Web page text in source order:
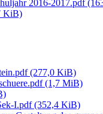
2016-2017.pdf
KiB)
(277,0 KiB)
(1,7 MiB)
I.pdf(352,4 KiB)